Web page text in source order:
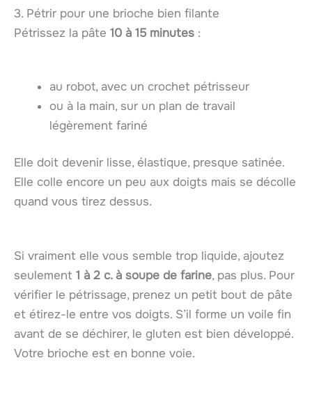
3. Pétrir pour une brioche bien filante
Pétrissez la pâte 10 à 15 minutes :
au robot, avec un crochet pétrisseur
ou à la main, sur un plan de travail
légèrement fariné
Elle doit devenir lisse, élastique, presque satinée.
Elle colle encore un peu aux doigts mais se décolle
quand vous tirez dessus.
Si vraiment elle vous semble trop liquide, ajoutez
seulement 1 à 2 c. à soupe de farine, pas plus. Pour
vérifier le pétrissage, prenez un petit bout de pâte
et étirez-le entre vos doigts. S’il forme un voile fin
avant de se déchirer, le gluten est bien développé.
Votre brioche est en bonne voie.